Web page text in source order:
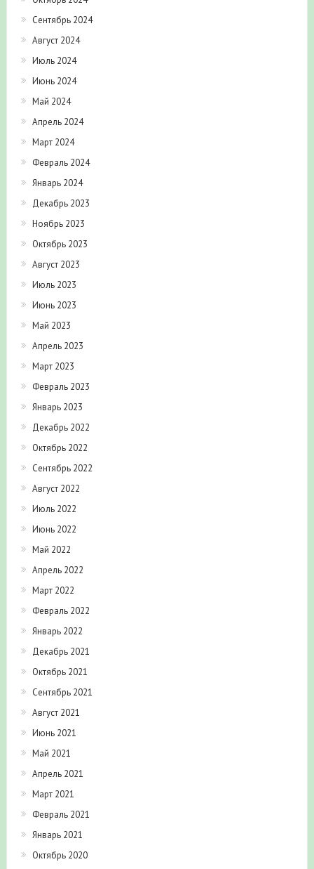
Сентябрь 2024
Август 2024
Июль 2024
Июнь 2024
Май 2024
Апрель 2024
Март 2024
Февраль 2024
Январь 2024
Декабрь 2023
Ноябрь 2023
Октябрь 2023
Август 2023
Июль 2023
Июнь 2023
Май 2023
Апрель 2023
Март 2023
Февраль 2023
Январь 2023
Декабрь 2022
Октябрь 2022
Сентябрь 2022
Август 2022
Июль 2022
Июнь 2022
Май 2022
Апрель 2022
Март 2022
Февраль 2022
Январь 2022
Декабрь 2021
Октябрь 2021
Сентябрь 2021
Август 2021
Июнь 2021
Май 2021
Апрель 2021
Март 2021
Февраль 2021
Январь 2021
Октябрь 2020